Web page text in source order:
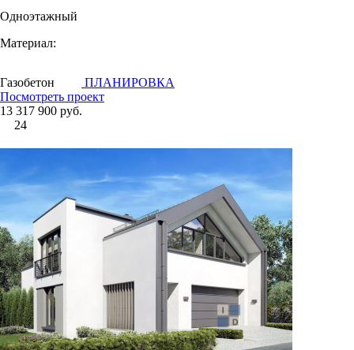
Одноэтажный
Материал:
Газобетон
ПЛАНИРОВКА
Посмотреть проект
13 317 900 руб.
24